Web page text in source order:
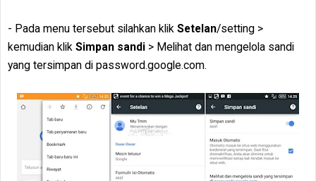
- Pada menu tersebut silahkan klik Setelan/setting >
kemudian klik Simpan sandi > Melihat dan mengelola sandi
yang tersimpan di password.google.com.